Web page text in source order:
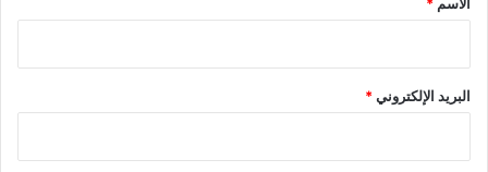
البريد الإلكتروني*